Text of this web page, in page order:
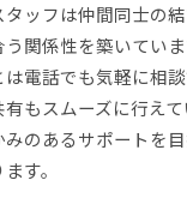
ッフは仲間同士の
関係性を築いていま
電話でも気軽に相
もスムーズに行え
のあるサポートを
す。